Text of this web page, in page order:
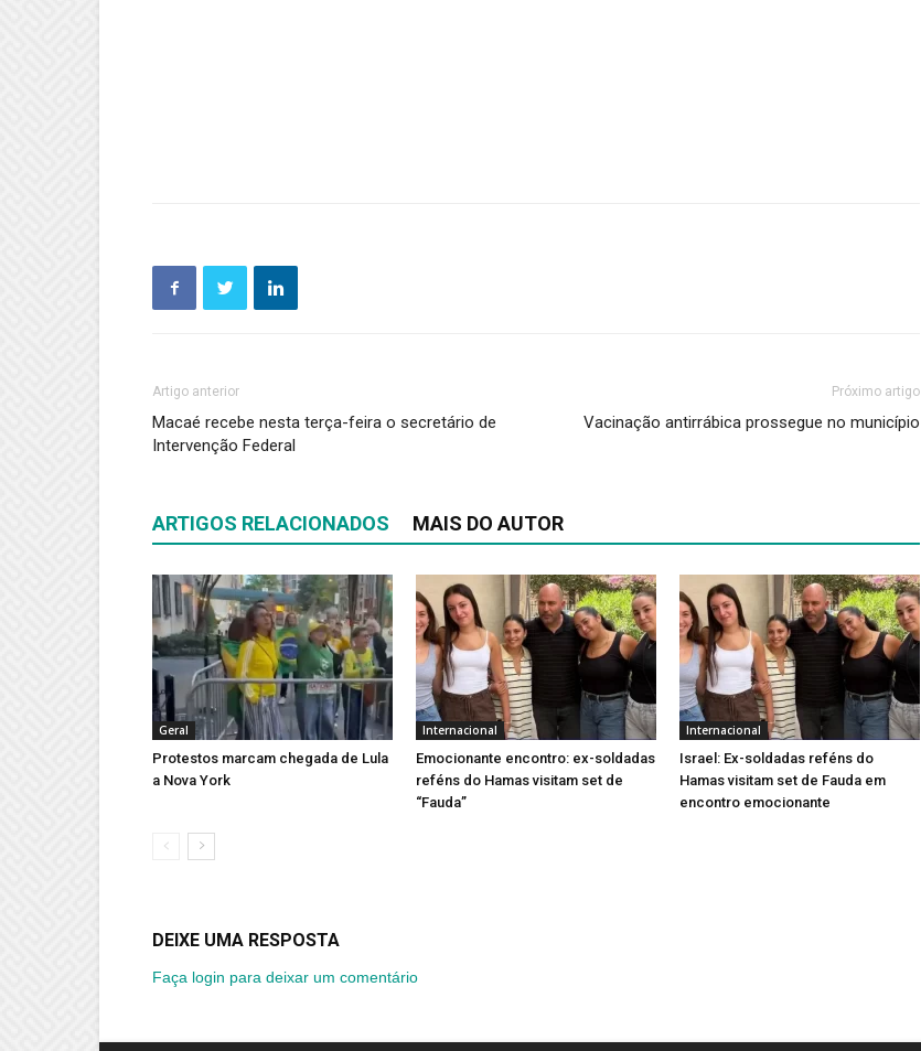
Artigo anterior
Macaé recebe nesta terça-feira o secretário de
Intervenção Federal
Próximo artigo
Vacinação antirrábica prossegue no município
ARTIGOS RELACIONADOS MAIS DO AUTOR
Geral
Protestos marcam chegada de Lula
a Nova York
Internacional
Emocionante encontro: ex-soldadas
reféns do Hamas visitam set de
“Fauda”
Internacional
Israel: Ex-soldadas reféns do
Hamas visitam set de Fauda em
encontro emocionante
DEIXE UMA RESPOSTA
Faça login para deixar um comentário